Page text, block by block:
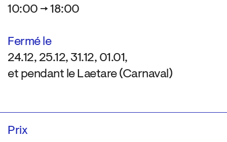
10:00 → 18:00
Fermé le
24.12, 25.12, 31.12, 01.01,
et pendant le Laetare (Carnaval)
Prix